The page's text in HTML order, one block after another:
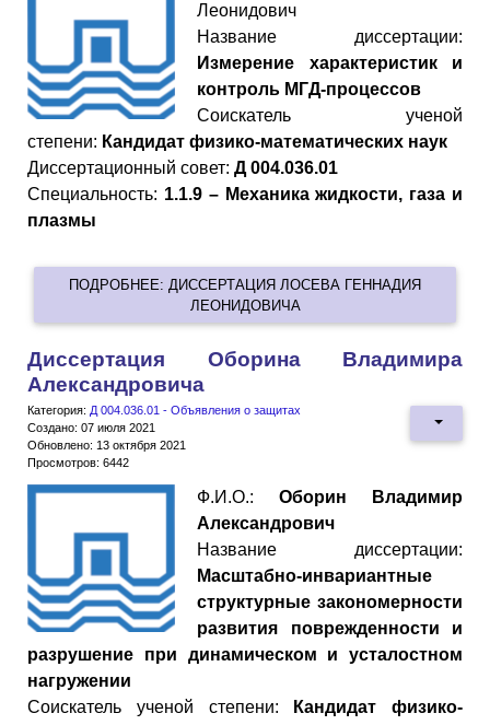
Леонидович
Название диссертации:
Измерение характеристик и
контроль МГД-процессов
Cоискатель ученой
степени: Кандидат физико-математических наук
Диссертационный совет: Д 004.036.01
Специальность: 1.1.9 – Механика жидкости, газа и
плазмы
ПОДРОБНЕЕ: ДИССЕРТАЦИЯ ЛОСЕВА ГЕННАДИЯ
ЛЕОНИДОВИЧА
Диссертация Оборина Владимира
Александровича
Категория: Д 004.036.01 - Объявления о защитах
Создано: 07 июля 2021
Обновлено: 13 октября 2021
Просмотров: 6442
Ф.И.О.: Оборин Владимир
Александрович
Название диссертации:
Масштабно-инвариантные
структурные закономерности
развития поврежденности и
разрушение при динамическом и усталостном
нагружении
Cоискатель ученой степени:
Кандидат физико-